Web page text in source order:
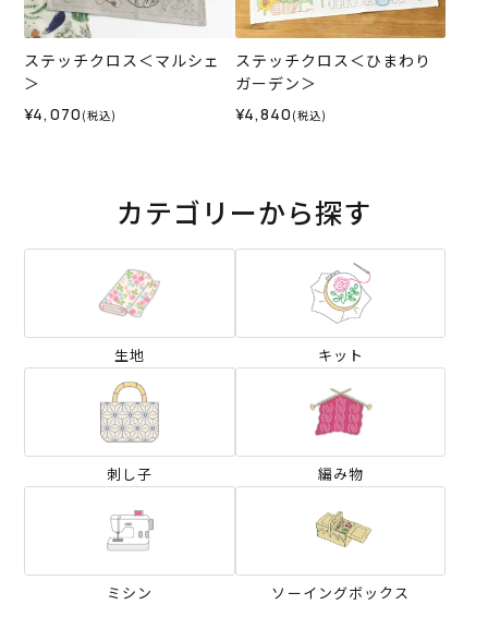
ステッチクロス＜マルシェ
＞
¥4,070 (税込)
ステッチクロス＜ひまわり
ガーデン＞
¥4,840 (税込)
カテゴリーから探す
生地 キット
刺し子 編み物
ミシン ソーイングボックス